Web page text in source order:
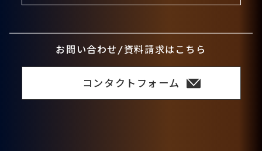
お問い合わせ/資料請求はこちら
コンタクトフォーム